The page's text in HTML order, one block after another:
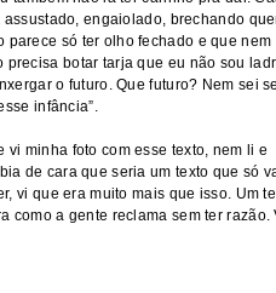
engaiolado, brechando
parece só ter olho fechado e que
precisa botar tarja que eu não sou
o futuro. Que futuro? Nem sei
infância”.
minha foto com esse texto, nem li e
de cara que seria um texto que só
vi que era muito mais que isso. Um
como a gente reclama sem ter razão.